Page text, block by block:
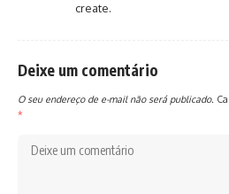
create.
Deixe um comentário
O seu endereço de e-mail não será publicado.
*